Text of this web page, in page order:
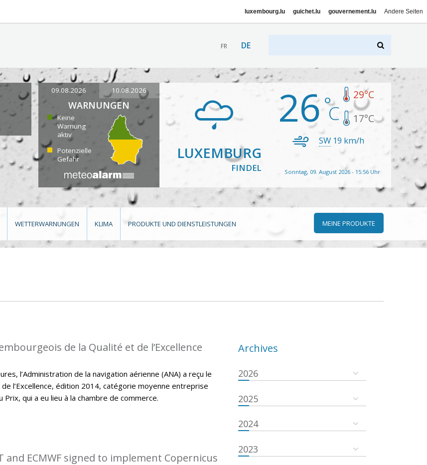
luxembourg.lu guichet.lu gouvernement.lu Andere Seiten
FR DE
09.08.2026 10.08.2026
WARNUNGEN
Keine
Warnung
aktiv
Potenzielle
Gefahr
LUXEMBURG
FINDEL
26 29°C
17°C
SW 19 km/h
Sonntag, 09. August 2026 - 15:56 Uhr
WETTERWARNUNGEN KLIMA PRODUKTE UND DIENSTLEISTUNGEN MEINE PRODUKTE
de la Qualité et de l’Excellence
l’Administration de la navigation aérienne (ANA) a reçu le
l’Excellence, édition 2014, catégorie moyenne entreprise
qui a eu lieu à la chambre de commerce.
and ECMWF signed to implement Copernicus
Archives
2026
2025
2024
2023